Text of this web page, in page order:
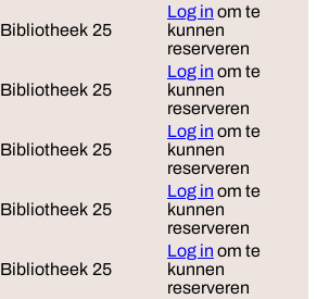
Bibliotheek 25
Log in om te
kunnen
reserveren
Bibliotheek 25
Log in om te
kunnen
reserveren
Bibliotheek 25
Log in om te
kunnen
reserveren
Bibliotheek 25
Log in om te
kunnen
reserveren
Bibliotheek 25
Log in om te
kunnen
reserveren